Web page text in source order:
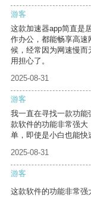
游客
这款加速器app简直是
作办公，都能畅享高
候，经常因为网速慢而
用担心了。
2025-08-31
游客
我一直在寻找一款功
款软件的功能非常强
单，即使是小白也能快
2025-08-31
游客
这款软件的功能非常强